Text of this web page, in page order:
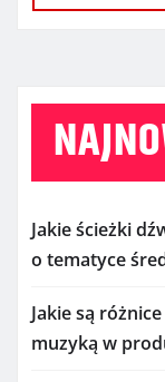
Jakie ścieżki
o tematyce
Jakie są
muzyką w